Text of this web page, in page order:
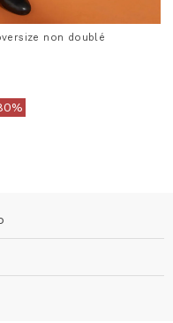
non doublé
from